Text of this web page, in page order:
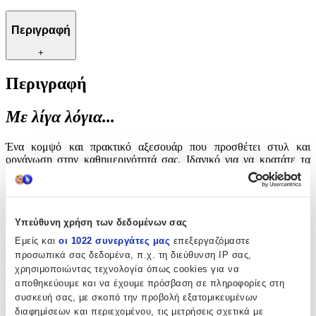
Υπεύθυνη χρήση των δεδομένων σας
Εμείς και οι 1022 συνεργάτες μας επεξεργαζόμαστε
προσωπικά σας δεδομένα, π.χ. τη διεύθυνση IP σας,
χρησιμοποιώντας τεχνολογία όπως cookies για να
αποθηκεύουμε και να έχουμε πρόσβαση σε πληροφορίες στη
συσκευή σας, με σκοπό την προβολή εξατομικευμένων
διαφημίσεων και περιεχομένου, τις μετρήσεις σχετικά με
Περιγραφή
+
Περιγραφή
Με λίγα λόγια...
Ένα κομψό και πρακτικό αξεσουάρ που προσθέτει στυλ και
οργάνωση στην καθημερινότητά σας. Ιδανικό για να κρατάτε τα
κλειδιά σας ασφαλή και εύκολα προσβάσιμα, αυτό το μπρελόκ
συνδυάζει την αισθητική με τη λειτουργικότητα. Κατασκευασμένο
από υλικά υψηλής ποιότητας, προσφέρει αντοχή και μακροχρόνια
κάθε περίσταση. Είτε το χρησιμοποιείτε για τα κλειδιά του σπιτιού,
του αυτοκινήτου ή του γραφείου, αυτό το μπρελόκ είναι η τέλεια
επιλογή για όσους εκτιμούν την πρακτικότητα χωρίς να θυσιάζουν
το στυλ. Αναβαθμίστε την καθημερινή σας ρουτίνα με ένα
αξεσουάρ που συνδυάζει την κομψότητα με την άνεση.
Χαρακτηριστικά